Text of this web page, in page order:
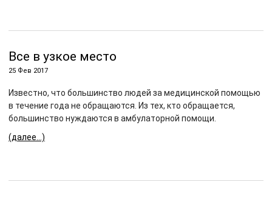
Все в узкое место
25 Фев 2017
Известно, что большинство людей за медицинской помощью
в течение года не обращаются. Из тех, кто обращается,
большинство нуждаются в амбулаторной помощи.
(далее…)